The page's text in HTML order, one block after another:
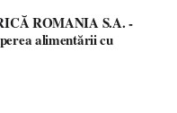
ROMANIA S.A. -
alimentării cu